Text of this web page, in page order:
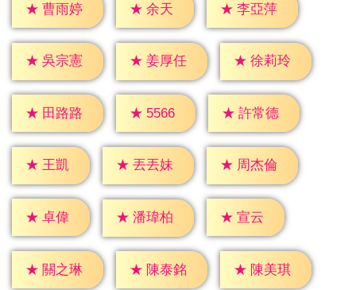
★ 曹雨婷 ★ 余天 ★ 李亞萍
★ 吳宗憲 ★ 姜厚任 ★ 徐莉玲
★ 田路路 ★ 5566 ★ 許常德
★ 王凱 ★ 丟丟妹 ★ 周杰倫
★ 卓偉 ★ 潘瑋柏 ★ 宣云
★ 關之琳 ★ 陳泰銘 ★ 陳美琪